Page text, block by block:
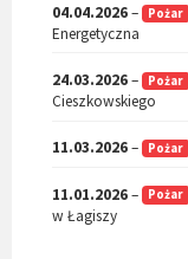
04.04.2026– Pożar
Energetyczna
24.03.2026– Pożar
Cieszkowskiego
11.03.2026– Pożar
11.01.2026– Pożar
w Łagiszy